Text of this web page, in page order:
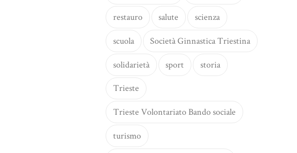
restauro salute scienza
scuola Società Ginnastica Triestina
solidarietà sport storia
Trieste
Trieste Volontariato Bando sociale
turismo